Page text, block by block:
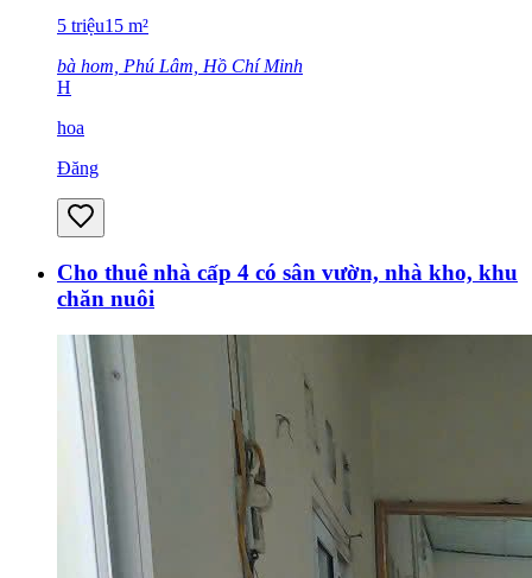
5 triệu15 m²
bà hom, Phú Lâm, Hồ Chí Minh
H
hoa
Đăng
Cho thuê nhà cấp 4 có sân vườn, nhà kho, khu
chăn nuôi